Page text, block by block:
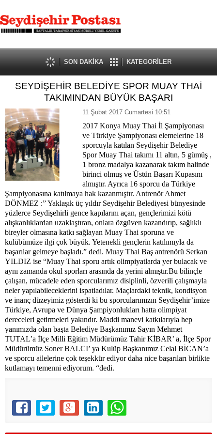
SON DAKİKA KATEGORİLER
SEYDİŞEHİR BELEDİYE SPOR MUAY THAİ
TAKIMINDAN BÜYÜK BAŞARI
11 Şubat 2017 Cumartesi 10:51
2017 Konya Muay Thai İl Şampiyonası
ve Türkiye Şampiyonası elemelerine 18
sporcuyla katılan Seydişehir Belediye
Spor Muay Thai takımı 11 altın, 5 gümüş ,
1 bronz madalya kazanarak takım halinde
birinci olmuş ve Üstün Başarı Kupasını
almıştır. Ayrıca 16 sporcu da Türkiye
Şampiyonasına katılmaya hak kazanmıştır. Antrenör Ahmet
DÖNMEZ :” Yaklaşık üç yıldır Seydişehir Belediyesi bünyesinde
yüzlerce Seydişehirli gence kapılarını açan, gençlerimizi kötü
alışkanlıklardan uzaklaştıran, onlara özgüven kazandırıp, sağlıklı
bireyler olmasına katkı sağlayan Muay Thai sporuna ve
kulübümüze ilgi çok büyük. Yetenekli gençlerin katılımıyla da
başarılar gelmeye başladı.” dedi. Muay Thai Baş antrenörü Serkan
YILDIZ ise “Muay Thai sporu artık olimpiyatlarda yer bulacak ve
aynı zamanda okul sporları arasında da yerini almıştır.Bu bilinçle
çalışan, mücadele eden sporcularımız disiplinli, özverili çalışmayla
neler yapılabileceklerini ispatladılar. Maçlardaki teknik, kondisyon
ve inanç düzeyimiz gösterdi ki bu sporcularımızın Seydişehir’imize
Türkiye, Avrupa ve Dünya Şampiyonlukları hatta olimpiyat
dereceleri getirmeleri yakındır. Maddi manevi katkılarıyla hep
yanımızda olan başta Belediye Başkanımız Sayın Mehmet
TUTAL’a İlçe Milli Eğitim Müdürümüz Tahir KİBAR’ a, İlçe Spor
Müdürümüz Soner BALCI’ ya Kulüp Başkanımız Celal BİCAN’a
ve sporcu ailelerine çok teşekkür ediyor daha nice başarıları birlikte
kutlamayı temenni ediyorum. “dedi.